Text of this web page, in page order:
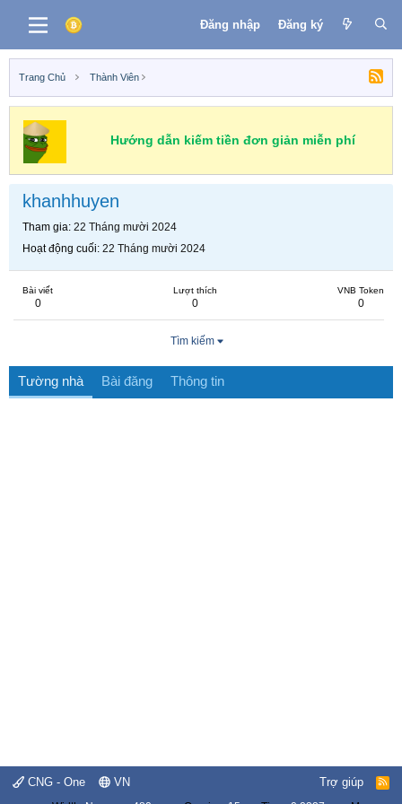
Đăng nhập Đăng ký
Trang Chủ Thành Viên
Hướng dẫn kiếm tiền đơn giản miễn phí
khanhhuyen
Tham gia 22 Tháng mười 2024
Hoạt động cuối 22 Tháng mười 2024
Bài viết
0
Lượt thích
0
VNB Token
0
Tìm kiếm
Tường nhà Bài đăng Thông tin
CNG - One VN Trợ giúp
R